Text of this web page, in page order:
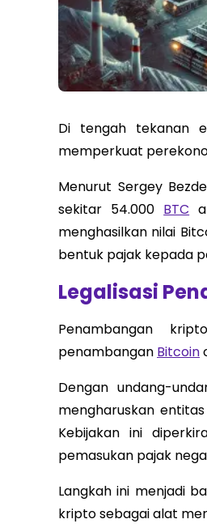
Di tengah tekanan
memperkuat
Menurut Sergey
sekitar 54.000 BTC
menghasilkan nilai
bentuk pajak kepada
Legalisasi
Penambangan
penambangan Bitcoin
Dengan undang-
mengharuskan
Kebijakan ini
pemasukan pajak
Langkah ini menjadi
kripto sebagai alat